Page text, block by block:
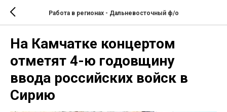
Работа в регионах - Дальневосточный ф/о
На Камчатке концертом
отметят 4-ю годовщину
ввода российских войск в
Сирию